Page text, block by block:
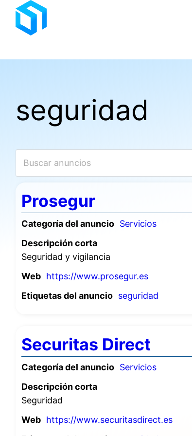
Saltar
contenido
seguridad
Prosegur
Categoría del anuncio Servicios
Descripción corta
Seguridad y vigilancia
Web https://www.prosegur.es
Etiquetas del anuncio seguridad
Securitas Direct
Categoría del anuncio Servicios
Descripción corta
Seguridad
Web https://www.securitasdirect.es